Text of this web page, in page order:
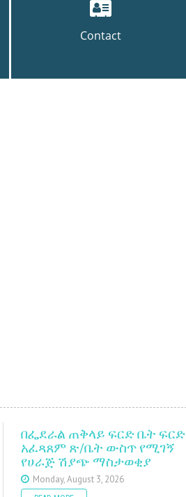
Contact
በፌደራል ጠቅላይ ፍርድ ቤት ፍርድ
አፈጻጸም ጽ/ቤት ውስጥ የሚገኝ
የሀራጅ ሽያጭ ማስታወቂያ
Monday, August 3, 2026